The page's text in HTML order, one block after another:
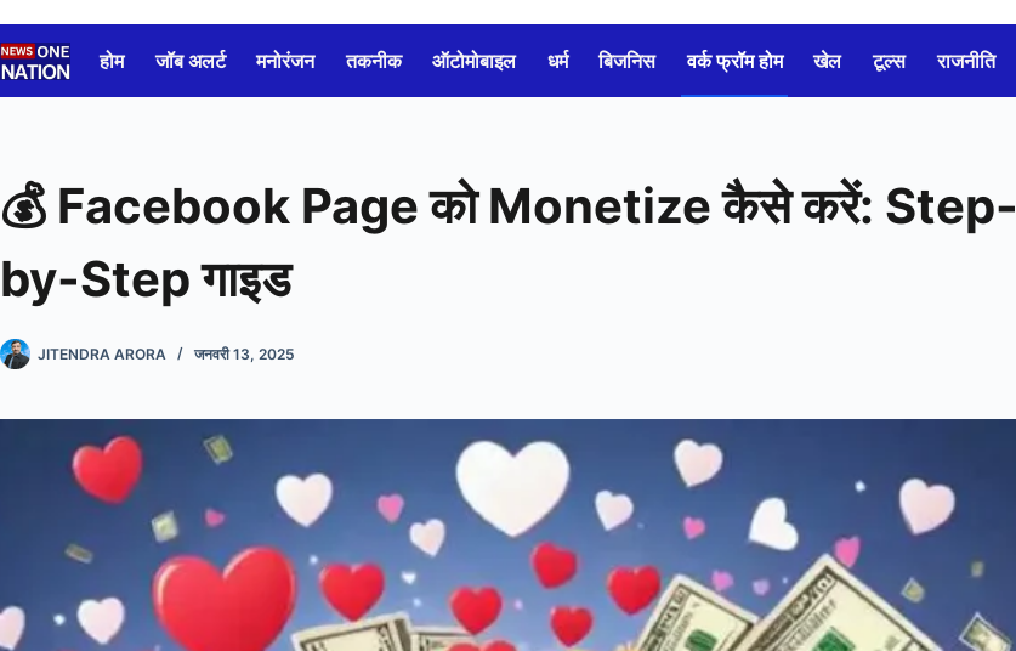
to
content
होम जॉब अलर्ट मनोरंजन तकनीक ऑटोमोबाइल धर्म बिजनिस वर्क फ्रॉम होम खेल टूल्स राजनीति
💰 Facebook Page को Monetize कैसे करें: Step-
by-Step गाइड
JITENDRA ARORA जनवरी 13, 2025